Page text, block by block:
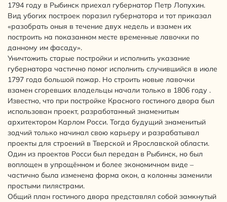
1794 году в Рыбинск приехал губернатор Петр Лопухин.
Вид убогих построек поразил губернатора и тот приказал
«разобрать оныя в течение двух недель и взамен их
построить на показанном месте временные лавочки по
данному им фасаду».
Уничтожить старые постройки и исполнить указание
губернатора частично помог исполнить случившийся в июле
1797 года большой пожар. Но строить новые лавочки
взамен сгоревших владельцы начали только в 1806 году .
Известно, что при постройке Красного гостиного двора был
использован проект, разработанный знаменитым
архитектором Карлом Росси. Тогда будущий знаменитый
зодчий только начинал свою карьеру и разрабатывал
проекты для строений в Тверской и Ярославской области.
Один из проектов Росси был передан в Рыбинск, но был
воплощен в упрощённом и более экономичном виде –
частично была изменена форма окон, а колонны заменили
простыми пилястрами.
Общий план гостиного двора представлял собой замкнутый